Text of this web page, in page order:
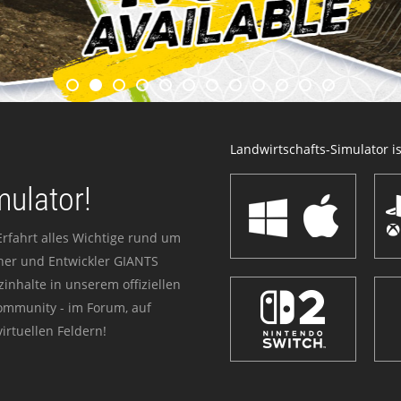
alles Wichtige rund um
und Entwickler GIANTS
in unserem offiziellen
- im Forum, auf
Feldern!
Landwirtschafts-Simulator